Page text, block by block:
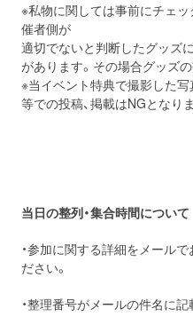
※私物に関しては事前にチェ
催者側が
適切でないと判断したグッズ
があります。その場合グッズ
※当イベント特典で撮影した
等での投稿、掲載はNGとなりま
当日の整列・集合時間について
・参加に関する詳細をメール
ださい。
・整理番号がメールの件名に